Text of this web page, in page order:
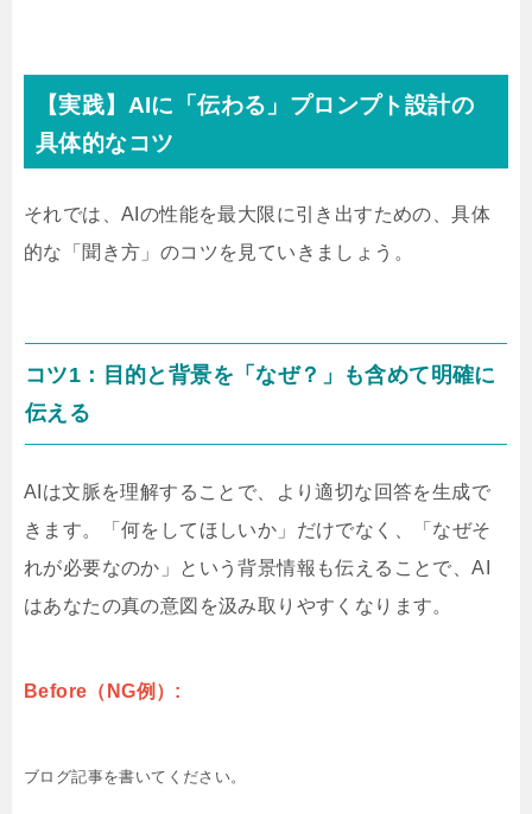
【実践】AIに「伝わる」プロンプト設計の
具体的なコツ
それでは、AIの性能を最大限に引き出すための、具体
的な「聞き方」のコツを見ていきましょう。
コツ1：目的と背景を「なぜ？」も含めて明確に
伝える
AIは文脈を理解することで、より適切な回答を生成で
きます。「何をしてほしいか」だけでなく、「なぜそ
れが必要なのか」という背景情報も伝えることで、AI
はあなたの真の意図を汲み取りやすくなります。
Before（NG例）:
ブログ記事を書いてください。